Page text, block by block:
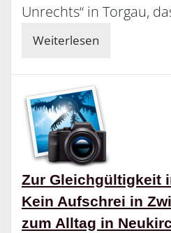
Unrechts“ in Torgau,
Weiterlesen
Zur Gleichgültigkeit
Kein Aufschrei in
zum Alltag in